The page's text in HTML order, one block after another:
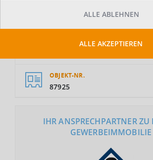
GESAMTFLÄCHE
OBJEKT-NR.
87925
IHR ANSPRECHPARTNER ZU
GEWERBEIMMOBILIE
ALLE ABLEHNEN
ALLE AKZEPTIEREN